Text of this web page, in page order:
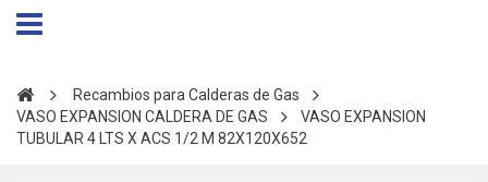
Recambios para Calderas de Gas
VASO EXPANSION CALDERA DE GAS
VASO EXPANSION
TUBULAR 4 LTS X ACS 1/2 M 82X120X652